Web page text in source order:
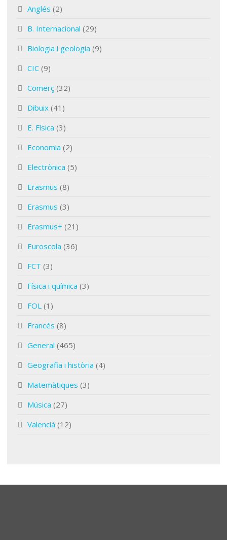
Anglés (2)
B. Internacional (29)
Biologia i geologia (9)
CIC (9)
Comerç (32)
Dibuix (41)
E. Física (3)
Economia (2)
Electrònica (5)
Erasmus (8)
Erasmus (3)
Erasmus+ (21)
Euroscola (36)
FCT (3)
Física i química (3)
FOL (1)
Francés (8)
General (465)
Geografia i història (4)
Matemàtiques (3)
Música (27)
Valencià (12)